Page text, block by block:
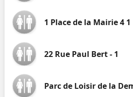
1 Place de la Mairie 4 1
22 Rue Paul Bert - 1
Parc de Loisir de la